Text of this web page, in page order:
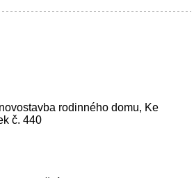
rodinného domu, Ke
č. 440